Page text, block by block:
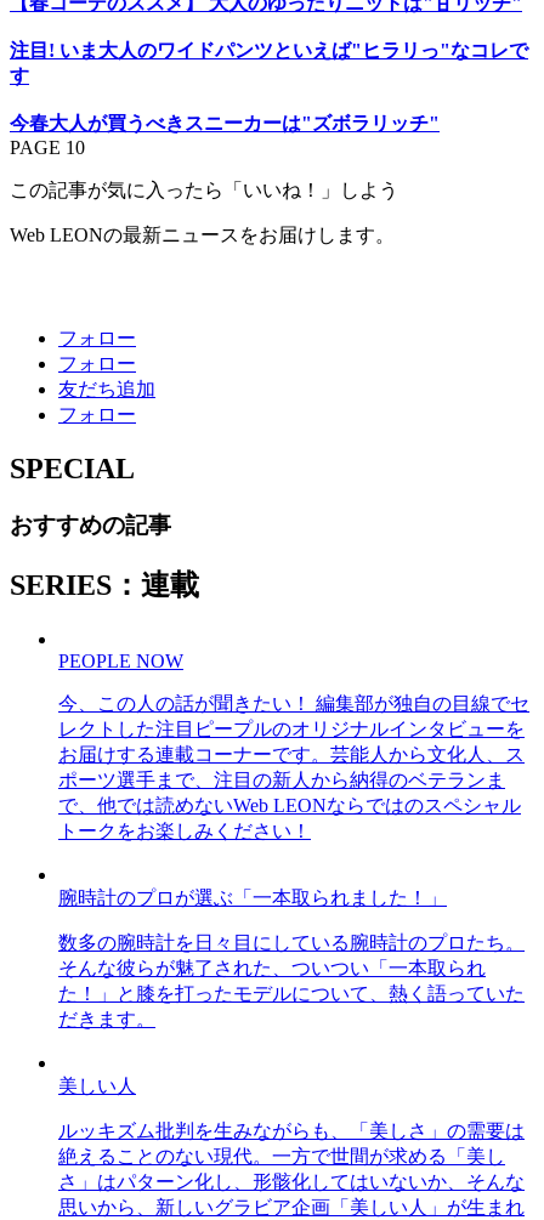
注目! いま大人のワイドパンツといえば"ヒラリっ"なコレで
す
今春大人が買うべきスニーカーは"ズボラリッチ"
PAGE 10
この記事が気に入ったら「いいね！」しよう
Web LEONの最新ニュースをお届けします。
フォロー
フォロー
友だち追加
フォロー
SPECIAL
おすすめの記事
SERIES：連載
PEOPLE NOW
今、この人の話が聞きたい！ 編集部が独自の目線でセ
レクトした注目ピープルのオリジナルインタビューを
お届けする連載コーナーです。芸能人から文化人、ス
ポーツ選手まで、注目の新人から納得のベテランま
で、他では読めないWeb LEONならではのスペシャル
トークをお楽しみください！
腕時計のプロが選ぶ「一本取られました！」
数多の腕時計を日々目にしている腕時計のプロたち。
そんな彼らが魅了された、ついつい「一本取られ
た！」と膝を打ったモデルについて、熱く語っていた
だきます。
美しい人
ルッキズム批判を生みながらも、「美しさ」の需要は
絶えることのない現代。一方で世間が求める「美し
さ」はパターン化し、形骸化してはいないか、そんな
思いから、新しいグラビア企画「美しい人」が生まれ